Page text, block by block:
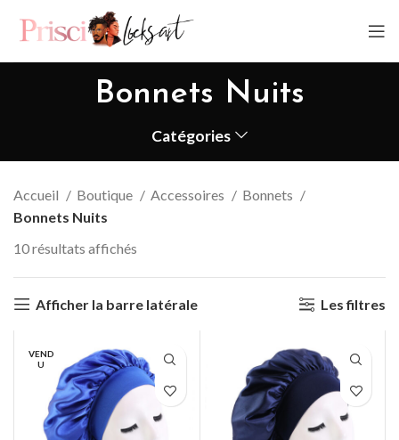
Bonnets Nuits
Catégories
Accueil Boutique Accessoires
Bonnets
Bonnets Nuits
10 résultats affichés
Afficher la barre latérale Les filtres
VEND
U